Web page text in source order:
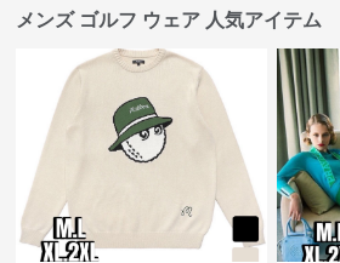
メンズ ゴルフ ウェア 人気アイテム